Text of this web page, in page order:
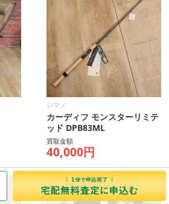
シマノ
カーディフ モンスターリミテ
ッド DPB83ML
買取金額
40,000円